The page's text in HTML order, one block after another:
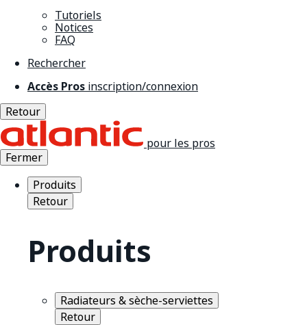
Tutoriels
Notices
FAQ
Rechercher
Accès Pros inscription/connexion
Retour
pour les pros
Fermer
Produits
Retour
Produits
Radiateurs & sèche-serviettes
Retour